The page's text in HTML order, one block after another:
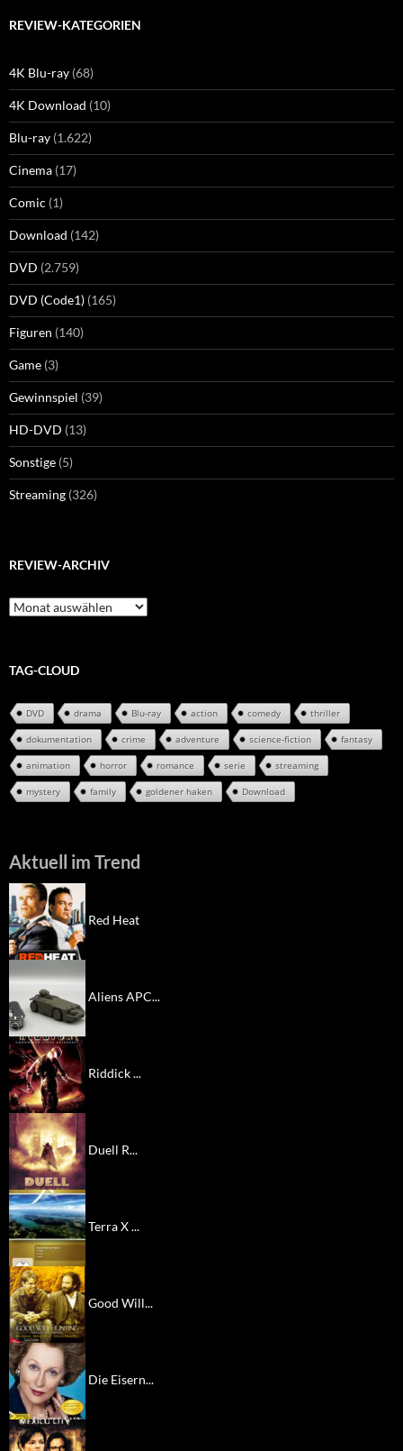
REVIEW-KATEGORIEN
4K Blu-ray (68)
4K Download (10)
Blu-ray (1.622)
Cinema (17)
Comic (1)
Download (142)
DVD (2.759)
DVD (Code1) (165)
Figuren (140)
Game (3)
Gewinnspiel (39)
HD-DVD (13)
Sonstige (5)
Streaming (326)
REVIEW-ARCHIV
Review-
Archiv
TAG-CLOUD
DVD drama Blu-ray action comedy thriller
dokumentation crime adventure science-fiction fantasy
animation horror romance serie streaming
mystery family goldener haken Download
Aktuell im Trend
Red Heat
Aliens APC...
Riddick ...
Duell R...
Terra X ...
Good Will...
Die Eisern...